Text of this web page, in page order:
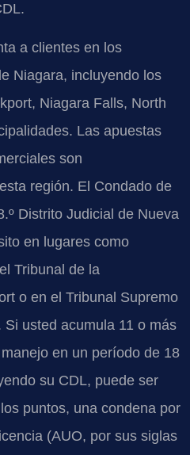
a clientes en los
Niagara, incluyendo los
Niagara Falls, North
Las apuestas
son
región. El Condado de
Distrito Judicial de Nueva
en lugares como
Tribunal de la
o en el Tribunal Supremo
usted acumula 11 o más
en un período de 18
su CDL, puede ser
puntos, una condena por
(AUO, por sus siglas